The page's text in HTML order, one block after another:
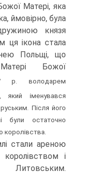
Матері, яка
ймо­вірно, була
князя
ця ікона стала
Польщі, що
Божої
р. володарем
який іменувався
Після його
були остаточно
королівства.
стали ареною
і
Литовським.